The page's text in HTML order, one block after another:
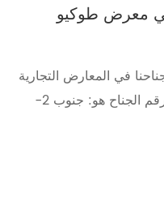
معرض طوكيو
في المعارض التجارية
القادمة في معرض طوكيو للهدايا. رقم الجناح هو: جنوب 2-